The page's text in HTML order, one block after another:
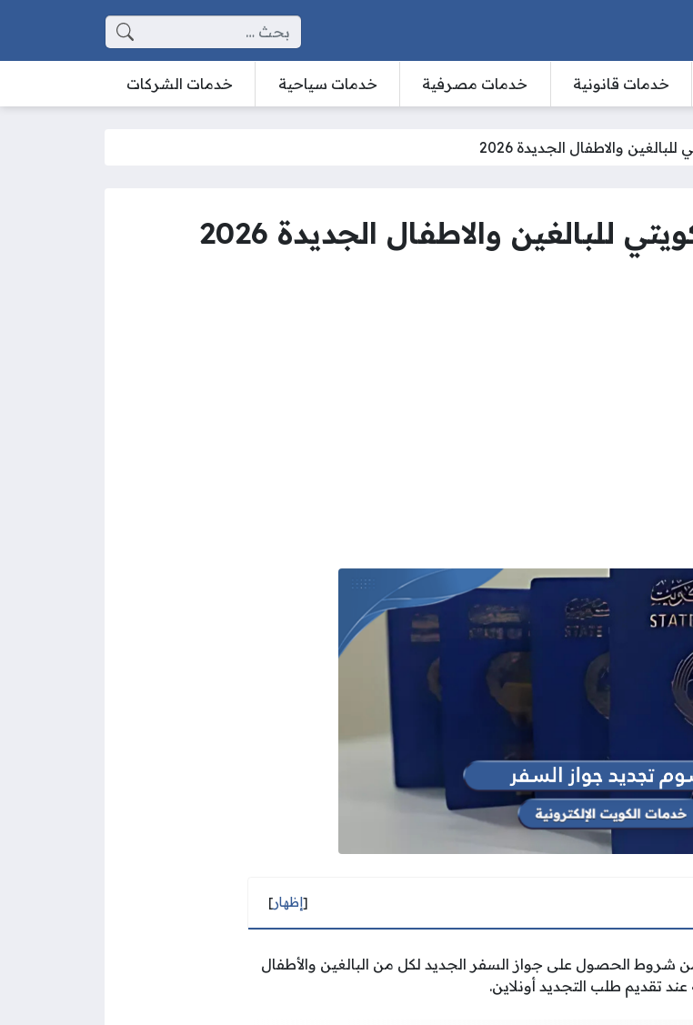
البحث عن:
خدمات قانونية خدمات مصرفية خدمات سياحية خدمات الشركات
والاطفال الجديدة 2026
للبالغين والاطفال الجديدة 2026
[إظهار]
شروط الحصول على جواز السفر الجديد لكل من البالغين والأطفال
عند تقديم طلب التجديد أونلاين.